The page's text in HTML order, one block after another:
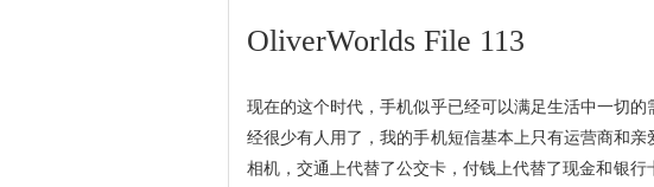
OliverWorlds File 113
现在的这个时代，手机似乎已经可以满足生活中一切
经很少有人用了，我的手机短信基本上只有运营商和
相机，交通上代替了公交卡，付钱上代替了现金和银行